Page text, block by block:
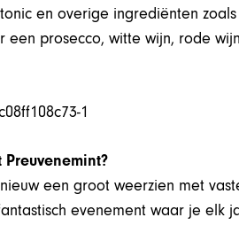
en overige ingrediënten
een prosecco, witte wijn, rode
een groot weerzien met
evenement waar je elk